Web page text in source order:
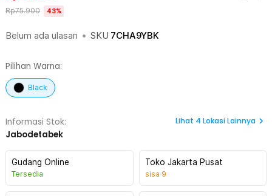
Belum ada ulasan • SKU 7CHA9YBK
Rp75.900 43%
Pilihan Warna:
Black
Informasi Stok:
Jabodetabek
Lihat 4 Lokasi Lainnya
Gudang Online
Tersedia
Toko Jakarta Pusat
sisa 9